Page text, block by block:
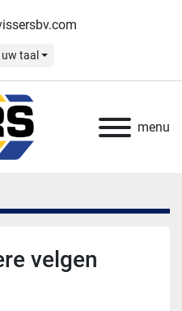
taal
menu
velgen